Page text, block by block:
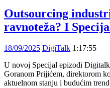
Outsourcing
ravnoteža? I
18/09/2025 DigiTalk 1:17:55
U novoj Specijal epizodi Digitalk
Goranom Prijićem, direktorom
aktuelnom stanju i budućim